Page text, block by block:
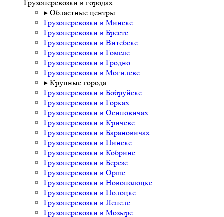
Грузоперевозки в городах
▸ Областные центры
Грузоперевозки в Минске
Грузоперевозки в Бресте
Грузоперевозки в Витебске
Грузоперевозки в Гомеле
Грузоперевозки в Гродно
Грузоперевозки в Могилеве
▸ Крупные города
Грузоперевозки в Бобруйске
Грузоперевозки в Горках
Грузоперевозки в Осиповичах
Грузоперевозки в Кричеве
Грузоперевозки в Барановичах
Грузоперевозки в Пинске
Грузоперевозки в Кобрине
Грузоперевозки в Березе
Грузоперевозки в Орше
Грузоперевозки в Новополоцке
Грузоперевозки в Полоцке
Грузоперевозки в Лепеле
Грузоперевозки в Мозыре